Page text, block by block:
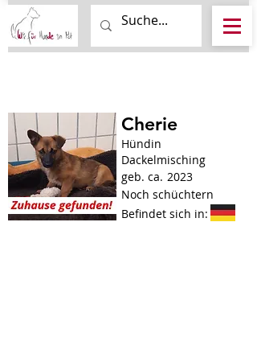
Cherie
Hündin
Dackelmisching
geb. ca. 2023
Noch schüchtern
Befindet sich in: